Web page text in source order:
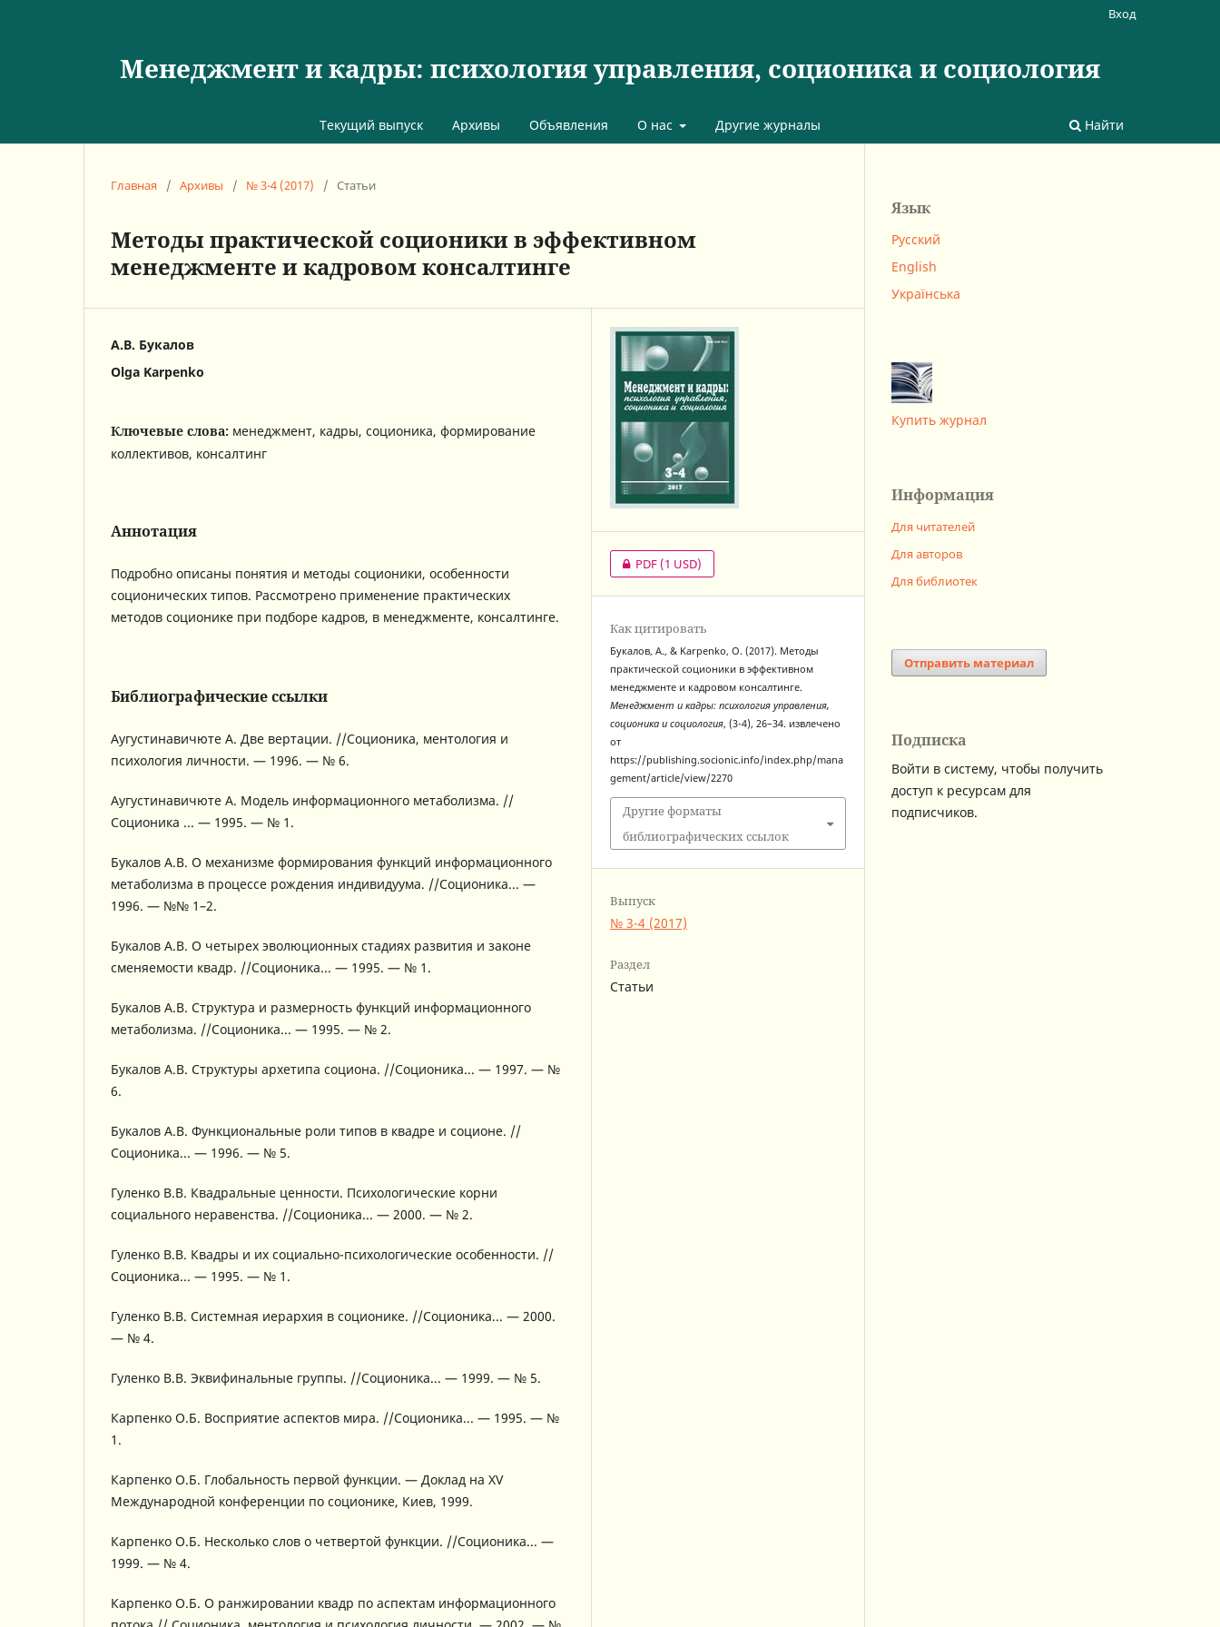
Менеджмент и кадры: психология управления, соционика и социология
Текущий выпуск Архивы Объявления О нас Другие журналы Найти
Вход
Главная / Архивы / № 3-4 (2017) / Статьи
Методы практической соционики в эффективном
менеджменте и кадровом консалтинге
А.В. Букалов
Olga Karpenko
Ключевые слова: менеджмент, кадры, соционика, формирование
коллективов, консалтинг
Аннотация
Подробно описаны понятия и методы соционики, особенности
соционических типов. Рассмотрено применение практических
методов соционике при подборе кадров, в менеджменте, консалтинге.
Библиографические ссылки
Аугустинавичюте А. Две вертации. //Соционика, ментология и
психология личности. — 1996. — № 6.
Аугустинавичюте А. Модель информационного метаболизма. //
Соционика ... — 1995. — № 1.
Букалов А.В. О механизме формирования функций информационного
метаболизма в процессе рождения индивидуума. //Соционика... —
1996. — №№ 1–2.
Букалов А.В. О четырех эволюционных стадиях развития и законе
сменяемости квадр. //Соционика... — 1995. — № 1.
Букалов А.В. Структура и размерность функций информационного
метаболизма. //Соционика... — 1995. — № 2.
Букалов А.В. Структуры архетипа социона. //Соционика... — 1997. — №
6.
Букалов А.В. Функциональные роли типов в квадре и соционе. //
Соционика... — 1996. — № 5.
Гуленко В.В. Квадральные ценности. Психологические корни
социального неравенства. //Соционика... — 2000. — № 2.
Гуленко В.В. Квадры и их социально-психологические особенности. //
Соционика... — 1995. — № 1.
Гуленко В.В. Системная иерархия в соционике. //Соционика... — 2000.
— № 4.
Гуленко В.В. Эквифинальные группы. //Соционика... — 1999. — № 5.
Карпенко О.Б. Восприятие аспектов мира. //Соционика... — 1995. — №
1.
Карпенко О.Б. Глобальность первой функции. — Доклад на XV
Международной конференции по соционике, Киев, 1999.
Карпенко О.Б. Несколько слов о четвертой функции. //Соционика... —
1999. — № 4.
Карпенко О.Б. О ранжировании квадр по аспектам информационного
PDF(1 USD)
Как цитировать
Букалов, А., & Karpenko, O. (2017). Методы
практической соционики в эффективном
менеджменте и кадровом консалтинге.
Менеджмент и кадры: психология управления,
соционика и социология, (3-4), 26–34. извлечено
от
https://publishing.socionic.info/index.php/mana
gement/article/view/2270
Другие форматы
библиографических ссылок
Выпуск
№ 3-4 (2017)
Раздел
Статьи
Язык
Русский
English
Українська
Купить журнал
Информация
Для читателей
Для авторов
Для библиотек
Отправить материал
Подписка
Войти в систему, чтобы получить
доступ к ресурсам для
подписчиков.